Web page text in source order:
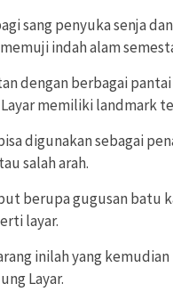
sang penyuka senja
indah alam
dengan berbagai
memiliki landmark
digunakan sebagai
salah arah.
berupa gugusan batu
layar.
inilah yang kemudian
Layar.